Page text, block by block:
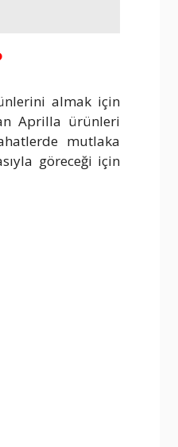
almak için
Aprilla ürünleri
mutlaka
göreceği için